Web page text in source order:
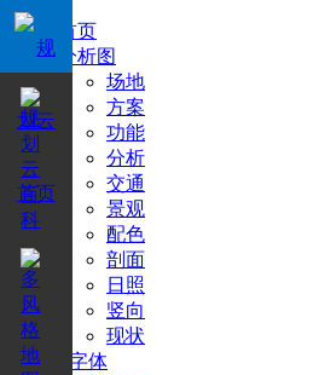
首页
分析图
场地
方案
功能
分析
交通
景观
配色
剖面
日照
竖向
现状
+字体